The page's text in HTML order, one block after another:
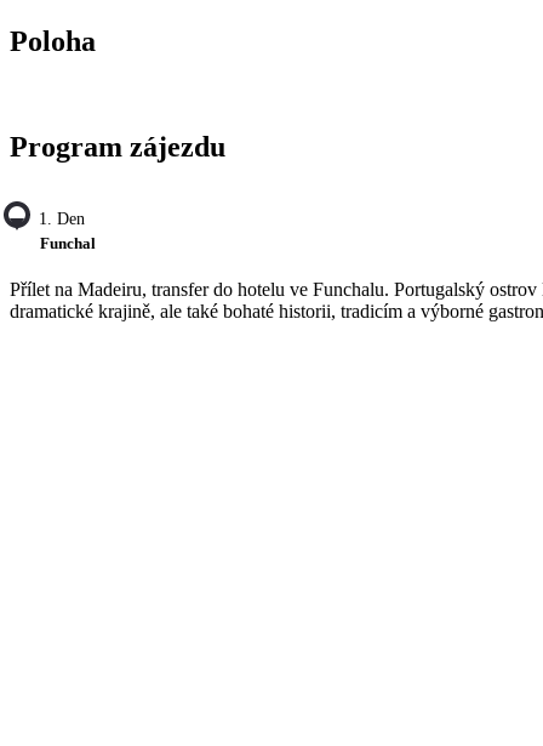
Poloha
Program zájezdu
1. Den
Funchal
Přílet na Madeiru, transfer do hotelu ve Funchalu. Portugalský
dramatické krajině, ale také bohaté historii, tradicím a výborné